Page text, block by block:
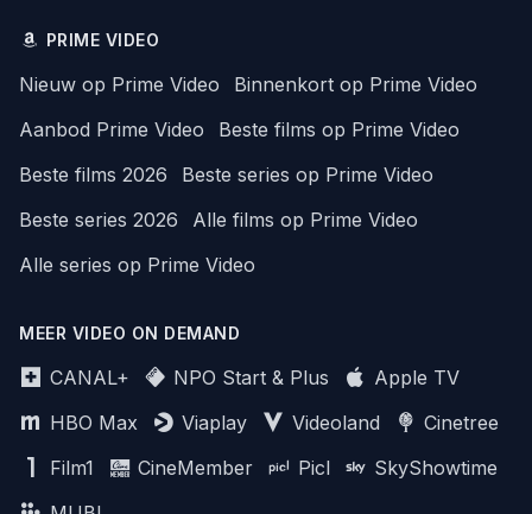
PRIME VIDEO
Nieuw op Prime Video
Binnenkort op Prime Video
Aanbod Prime Video
Beste films op Prime Video
Beste films 2026
Beste series op Prime Video
Beste series 2026
Alle films op Prime Video
Alle series op Prime Video
MEER VIDEO ON DEMAND
CANAL+ NPO Start & Plus
Apple TV
HBO Max
Viaplay Videoland
Cinetree
Film1
CineMember Picl
SkyShowtime